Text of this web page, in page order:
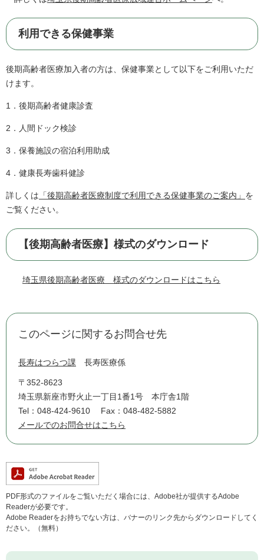
利用できる保健事業
後期高齢者医療加入者の方は、保健事業として以下をご利用いただ
けます。
1．後期高齢者健康診査
2．人間ドック検診
3．保養施設の宿泊利用助成
4．健康長寿歯科健診
詳しくは 「後期高齢者医療制度で利用できる保健事業のご案内​」 を
ご覧ください。
【後期高齢者医療】様式のダウンロード
埼玉県後期高齢者医療 様式のダウンロードはこちら
このページに関するお問合せ先
長寿はつらつ課 長寿医療係
〒352-8623
埼玉県新座市野火止一丁目1番1号 本庁舎1階
Tel：048-424-9610
Fax：048-482-5882
メールでのお問合せはこちら
PDF形式のファイルをご覧いただく場合には、Adobe社が提供するAdobe
Readerが必要です。
Adobe Readerをお持ちでない方は、バナーのリンク先からダウンロードしてく
ださい。（無料）